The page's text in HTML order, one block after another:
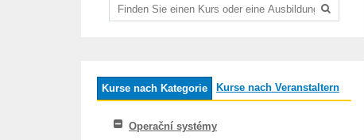
Kurse nach Kategorie Kurse nach Veranstaltern
Operační systémy